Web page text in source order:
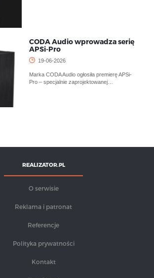
CODA Audio wprowadza serię
APSi-Pro
19-06-2026
Marka CODA Audio ogłosiła premierę APSi-
Pro – specjalnie zaprojektowanej…
REALIZATOR.PL
O serwisie
Reklama i patronat
Referencje
Polityka prywatności
Kontakt